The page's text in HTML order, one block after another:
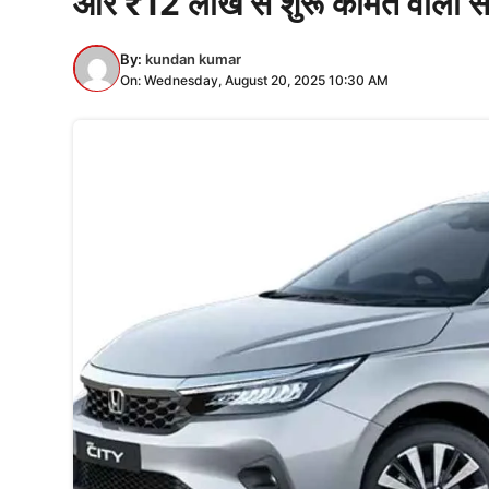
By: kundan kumar
On: Wednesday, August 20, 2025 10:30 AM